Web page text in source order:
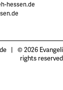
hessen.de
| © 2026
rights reserved